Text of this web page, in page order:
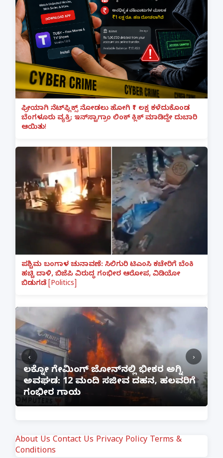
ಫ್ರೀಯಾಗಿ ನೆಟ್‌ಫ್ಲಿಕ್ಸ್ ನೋಡಲು ಹೋಗಿ ₹1 ಲಕ್ಷ ಕಳೆದುಕೊಂಡ
ಬೆಂಗಳೂರು ವ್ಯಕ್ತಿ; ಇನ್‌ಸ್ಟಾಗ್ರಾಂ ಲಿಂಕ್ ಕ್ಲಿಕ್ ಮಾಡಿದ್ದೇ ದುಬಾರಿ
ಆಯಿತು!
ಪಶ್ಚಿಮ ಬಂಗಾಳ ಚುನಾವಣೆ: ಸಿಲಿಗುರಿ ಟಿಎಂಸಿ ಕಚೇರಿಗೆ ಬೆಂಕಿ
ಹಚ್ಚಿ ದಾಳಿ, ಬಿಜೆಪಿ ವಿರುದ್ಧ ಗಂಭೀರ ಆರೋಪ, ವಿಡಿಯೋ
ಬಿಡುಗಡೆ [Politics]
ಲಕ್ನೋ ಗೇಮಿಂಗ್ ಜೋನ್‌ನಲ್ಲಿ ಭೀಕರ ಅಗ್ನಿ
ಅವಘಡ: 12 ಮಂದಿ ಸಜೀವ ದಹನ, ಹಲವರಿಗೆ
ಗಂಭೀರ ಗಾಯ
‹ ›
About Us Contact Us Privacy Policy Terms &
Conditions